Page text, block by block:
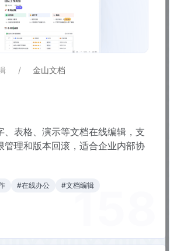
金山文档
、表格、演示等文档在线编辑，支
管理和版本回滚，适合企业内部协
#在线办公 #文档编辑
158